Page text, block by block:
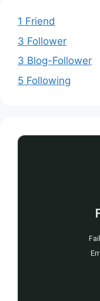
1 Friend
3 Follower
3 Blog-Follower
5 Following